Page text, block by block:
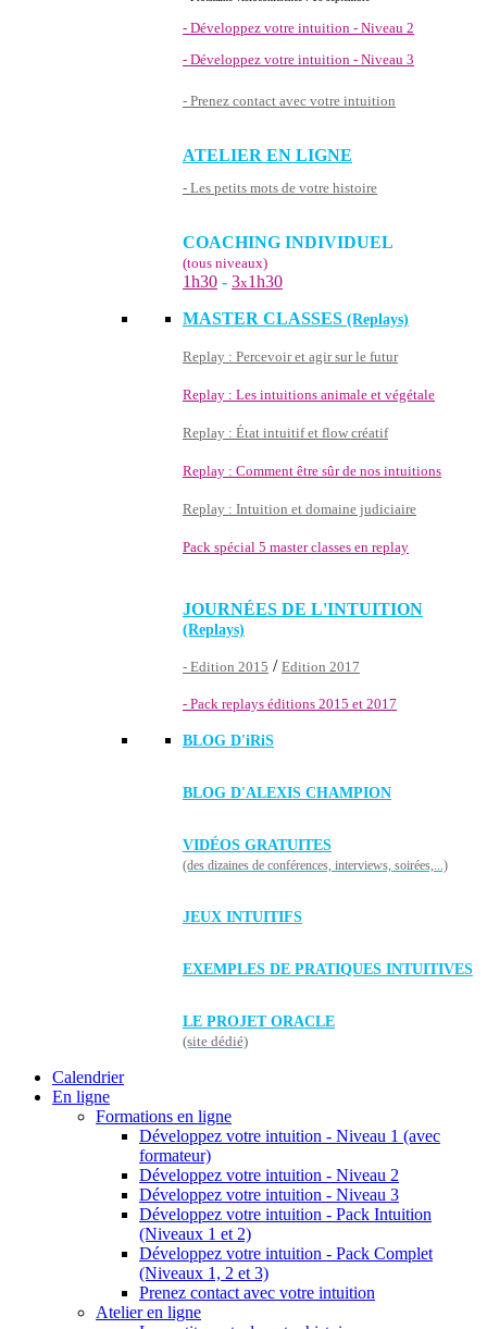
- Développez votre intuition - Niveau 2
- Développez votre intuition - Niveau 3
- Prenez contact avec votre intuition
ATELIER EN LIGNE
- Les petits mots de votre histoire
COACHING INDIVIDUEL
(tous niveaux)
1h30 - 3x1h30
MASTER CLASSES (Replays)
Replay : Percevoir et agir sur le futur
Replay : Les intuitions animale et végétale
Replay : État intuitif et flow créatif
Replay : Comment être sûr de nos intuitions
Replay : Intuition et domaine judiciaire
Pack spécial 5 master classes en replay
JOURNÉES DE L'INTUITION
(Replays)
- Edition 2015 / Edition 2017
- Pack replays éditions 2015 et 2017
BLOG D'iRiS
BLOG D'ALEXIS CHAMPION
VIDÉOS GRATUITES
(des dizaines de conférences, interviews, soirées,...)
JEUX INTUITIFS
EXEMPLES DE PRATIQUES INTUITIVES
LE PROJET ORACLE
(site dédié)
Calendrier
En ligne
Formations en ligne
Développez votre intuition - Niveau 1 (avec
formateur)
Développez votre intuition - Niveau 2
Développez votre intuition - Niveau 3
Développez votre intuition - Pack Intuition
(Niveaux 1 et 2)
Développez votre intuition - Pack Complet
(Niveaux 1, 2 et 3)
Prenez contact avec votre intuition
Atelier en ligne